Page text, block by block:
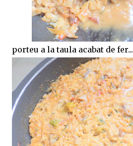
porteu a la taula acabat de fer...